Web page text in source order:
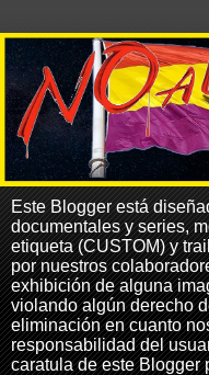
Este Blogger está
documentales y series,
etiqueta (CUSTOM) y
por nuestros
exhibición de alguna
violando algún derecho
eliminación en cuanto
responsabilidad del
caratula de este Blogger